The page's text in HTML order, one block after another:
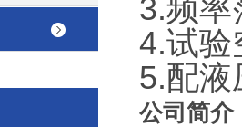
3.频
4.试验
5.配液
公司简介